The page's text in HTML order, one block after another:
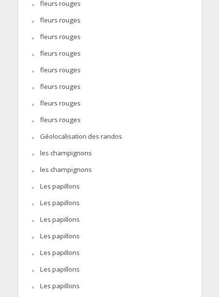
fleurs rouges
fleurs rouges
fleurs rouges
fleurs rouges
fleurs rouges
fleurs rouges
fleurs rouges
fleurs rouges
Géolocalisation des randos
les champignons
les champignons
Les papillons
Les papillons
Les papillons
Les papillons
Les papillons
Les papillons
Les papillons